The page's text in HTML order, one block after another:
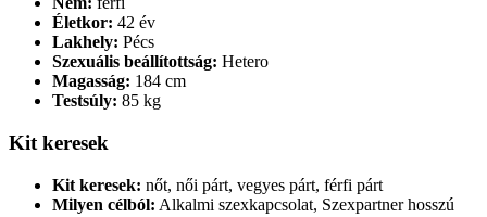
Életkor: 42 év
Lakhely: Pécs
Szexuális beállítottság: Hetero
Magasság: 184 cm
Testsúly: 85 kg
Kit keresek
Kit keresek: nőt, női párt, vegyes párt, férfi párt
Milyen célból: Alkalmi szexkapcsolat, Szexpartner hosszú